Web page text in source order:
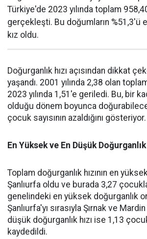
Türkiye'de 2023 yılında toplam
gerçekleşti. Bu doğumların %51,3'ü
kız oldu.
Doğurganlık hızı açısından dikkat
yaşandı. 2001 yılında 2,38 olan
2023 yılında 1,51'e geriledi. Bu, bir
olduğu dönem boyunca
çocuk sayısının azaldığını gösteriyor.
En Yüksek ve En Düşük
Toplam doğurganlık hızının en
Şanlıurfa oldu ve burada 3,27
genelindeki en yüksek doğurganlık
Şanlıurfa'yı sırasıyla Şırnak ve
düşük doğurganlık hızı ise 1,13
kaydedildi.